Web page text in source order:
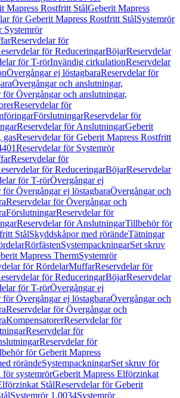
Mapress Rostfritt StålGeberit Mapress
för Geberit Mapress Rostfritt StålSystemrör
Systemrör
Reservdelar för
för ReduceringarBöjarReservdelar
för T-rörInvändig cirkulationReservdelar
Övergångar ej löstagbaraReservdelar för
Övergångar och anslutningar,
för Övergångar och anslutningar,
Reservdelar för
FörslutningarReservdelar för
Reservdelar för AnslutningarGeberit
gasReservdelar för Geberit Mapress Rostfritt
Reservdelar för Systemrör
Reservdelar för
för ReduceringarBöjarReservdelar
för T-rörÖvergångar ej
för Övergångar ej löstagbaraÖvergångar och
Reservdelar för Övergångar och
FörslutningarReservdelar för
Reservdelar för AnslutningarTillbehör för
StålSkyddskåpor med rörändeTätningar
RörfästenSystempackningarSet skruv
Mapress ThermSystemrör
för RördelarMuffarReservdelar för
för ReduceringarBöjarReservdelar
för T-rörÖvergångar ej
för Övergångar ej löstagbaraÖvergångar och
Reservdelar för Övergångar och
KompensatorerReservdelar för
Reservdelar för
Reservdelar för
för Geberit Mapress
rörändeSystempackningarSet skruv för
för systemrörGeberit Mapress Elförzinkat
StålReservdelar för Geberit
Systemrör 1.0034Systemrör